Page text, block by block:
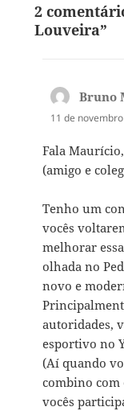
2
Louveira”
Bruno
11 de
Fala
(amigo e
Tenho um
vocês
melhorar
olhada no
novo e
autoridades,
esportivo no
(Aí quando
combino com
vocês